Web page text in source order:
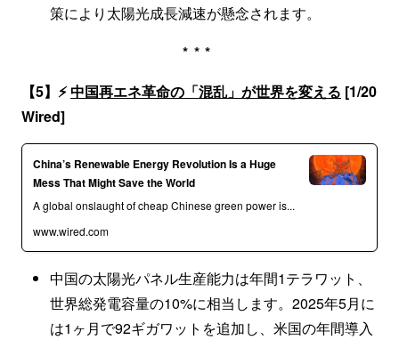
策により太陽光成長減速が懸念されます。
***
【5】⚡中国再エネ革命の「混乱」が世界を変える [1/20
Wired]
China’s Renewable Energy Revolution Is a Huge
Mess That Might Save the World
A global onslaught of cheap Chinese green power is...
www.wired.com
中国の太陽光パネル生産能力は年間1テラワット、
世界総発電容量の10%に相当します。2025年5月に
は1ヶ月で92ギガワットを追加し、米国の年間導入